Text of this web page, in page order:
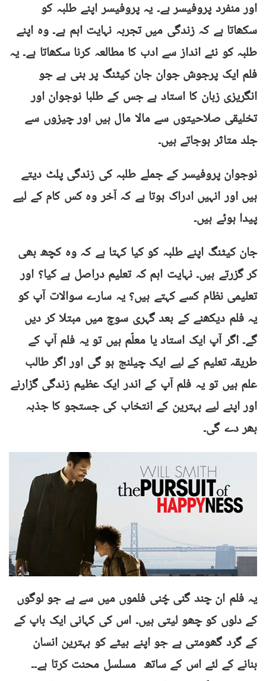
اور منفرد پروفیسر ہے۔ یہ پروفیسر اپنے طلبہ کو
سکھاتا ہے کہ زندگی میں تجربہ نہایت اہم ہے۔ وہ اپنے
طلبہ کو نئے انداز سے ادب کا مطالعہ کرنا سکھاتا ہے۔ یہ
فلم ایک پرجوش جوان جان کیٹنگ پر بنی ہے جو
انگریزی زبان کا استاد ہے جس کے طلبا نوجوان اور
تخلیقی صلاحیتوں سے مالا مال ہیں اور چیزوں سے
جلد متاثر ہوجاتے ہیں۔
نوجوان پروفیسر کے جملے طلبہ کی زندگی پلٹ دیتے
ہیں اور انہیں ادراک ہوتا ہے کہ آخر وہ کس کام کے لیے
پیدا ہوئے ہیں۔
جان کیٹنگ اپنے طلبہ کو کیا کہتا ہے کہ وہ کچھ بھی
کر گزرتے ہیں۔ نہایت اہم کہ تعلیم دراصل ہے کیا؟ اور
تعلیمی نظام کسے کہتے ہیں؟ یہ سارے سوالات آپ کو
یہ فلم دیکھنے کے بعد گہری سوچ میں مبتلا کر دیں
گے۔ اگر آپ ایک استاد یا معلّم ہیں تو یہ فلم آپ کے
طریقہ تعلیم کے لیے ایک چیلنج ہو گی اور اگر طالب
علم ہیں تو یہ فلم آپ کے اندر ایک عظیم زندگی گزارنے
اور اپنے لیے بہترین کے انتخاب کی جستجو کا جذبہ
بھر دے گی۔
یہ فلم ان چند گنی چُنی فلموں میں سے ہے جو لوگوں
کے دلوں کو چھو لیتی ہیں۔ اس کی کہانی ایک باپ کے
کے گرد گھومتی ہے جو اپنے بیٹے کو بہترین انسان
بنانے کے لئے اس کے ساتھ مسلسل محنت کرتا ہے۔۔